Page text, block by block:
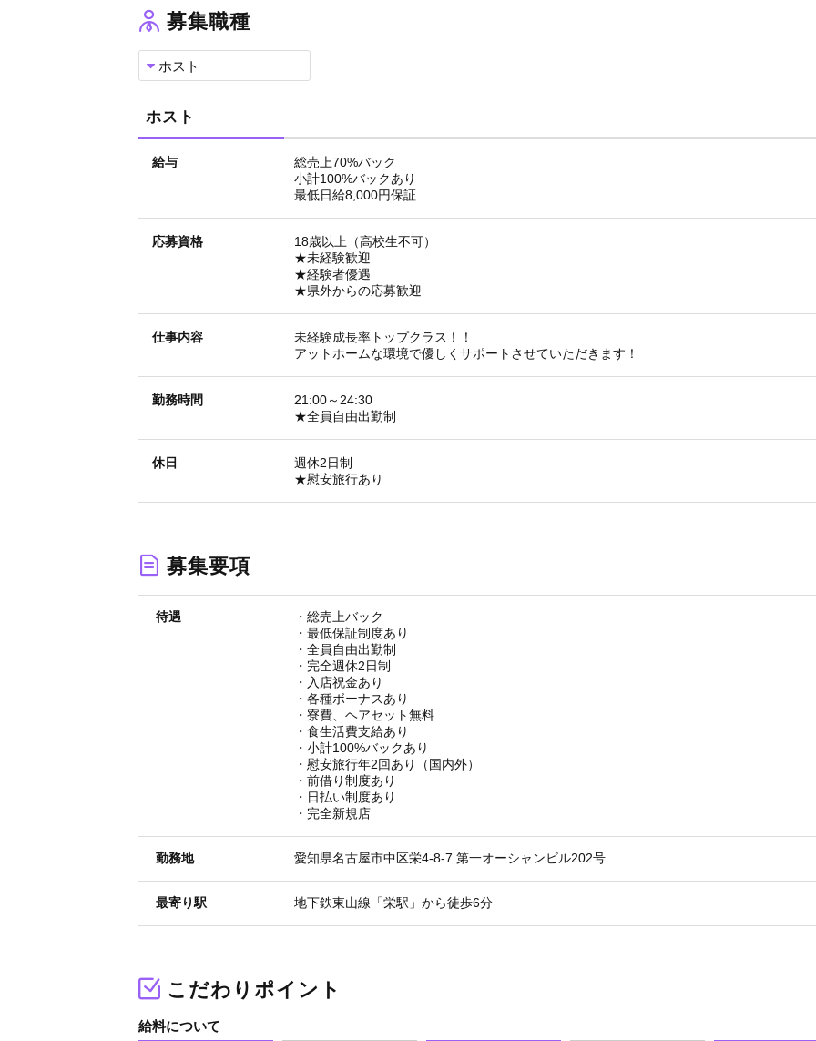
★交通費支給あり
★食費支給あり
お会いできることを楽しみにしております！！
募集職種
ホスト
ホスト
給与
総売上70%バック
小計100%バックあり
最低日給8,000円保証
応募資格
18歳以上（高校生不可）
★未経験歓迎
★経験者優遇
★県外からの応募歓迎
仕事内容
未経験成長率トップクラス！！
アットホームな環境で優しくサポートさせていただきます！
勤務時間
21:00～24:30
★全員自由出勤制
休日
週休2日制
★慰安旅行あり
募集要項
待遇
・総売上バック
・最低保証制度あり
・全員自由出勤制
・完全週休2日制
・入店祝金あり
・各種ボーナスあり
・寮費、ヘアセット無料
・食生活費支給あり
・小計100%バックあり
・慰安旅行年2回あり（国内外）
・前借り制度あり
・日払い制度あり
・完全新規店
勤務地 愛知県名古屋市中区栄4-8-7 第一オーシャンビル202号
最寄り駅 地下鉄東山線「栄駅」から徒歩6分
こだわりポイント
給料